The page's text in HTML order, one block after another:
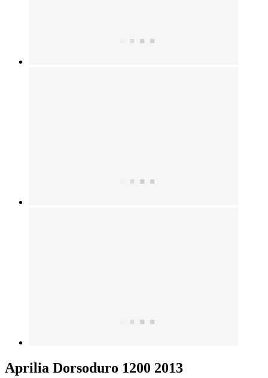
Aprilia Dorsoduro 1200 2013